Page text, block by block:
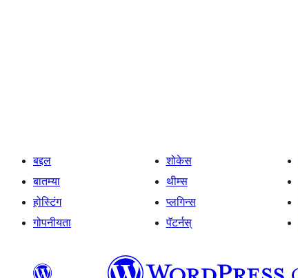
बद्दल
बातम्या
होस्टिंग
गोपनीयता
शोकेस
थीम्स
प्लगिन्स
पॅटर्नस्